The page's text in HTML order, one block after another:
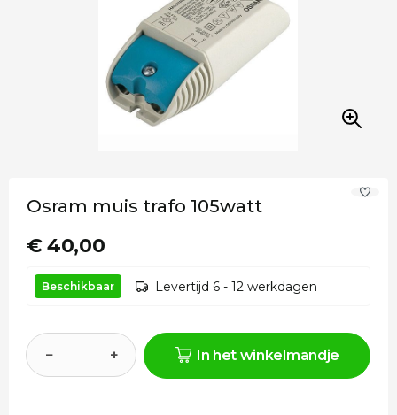
Osram muis trafo 105watt
€ 40,00
Beschikbaar Levertijd 6 - 12 werkdagen
− + In het winkelmandje